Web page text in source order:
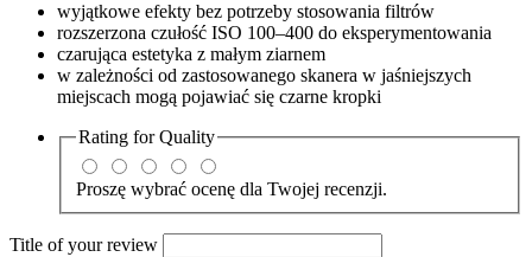
wyjątkowe efekty bez potrzeby stosowania filtrów
rozszerzona czułość ISO 100–400 do eksperymentowania
czarująca estetyka z małym ziarnem
w zależności od zastosowanego skanera w jaśniejszych
miejscach mogą pojawiać się czarne kropki
Rating forQuality
Proszę wybrać ocenę dla Twojej recenzji.
Title of your review